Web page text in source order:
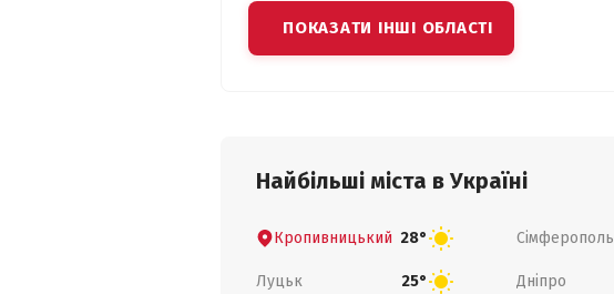
ПОКАЗАТИ ІНШІ ОБЛАСТІ
Найбільші міста в Україні
Кропивницький 28° Сімферополь
Луцьк 25° Дніпро